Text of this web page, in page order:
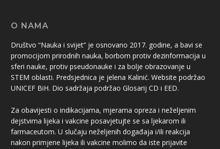
O NAMA
Društvo “Nauka i svijet” je osnovano 2017. godine, a bavi se
promocijom prirodnih nauka, borbom protiv dezinformacija u
sferi nauke, protiv pseudonauke i za bolje obrazovanje u
STEM oblasti. Predsjednica je jelena Kalinić. Website podržao
UNICEF BiH. Dio sadržaja podržao Glosarij CD i EED.
Za obavijesti o indikacijama, mjerama opreza i neželjenim
dejstvima lijeka i vakcine posavjetujte se sa ljekarom ili
farmaceutom. U slučaju neželjenih događaja i/ili reakcija
nakon primjene lijeka ili vakcine molimo da iste prijavite